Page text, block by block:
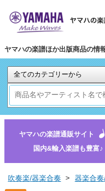
ヤマハの楽譜ほか出版商品の情
ヤマハの楽譜通販サイト
国内&輸入楽譜も豊富♪
吹奏楽/器楽合奏 > 器楽合